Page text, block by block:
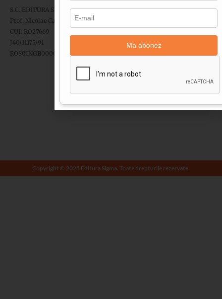
S.C. EDITURA SIGMA SRL
Prof. Nicolae Cartojan nr. 11-13, sector 2, București
CUI: RO27669
J40/11175/91
RO80INGB0000999918273592 - ING Bank
Copyright © 2025 Editura Sigma. Toate drepturile rezervate.
Ma abonez